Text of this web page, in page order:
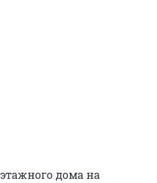
дома на